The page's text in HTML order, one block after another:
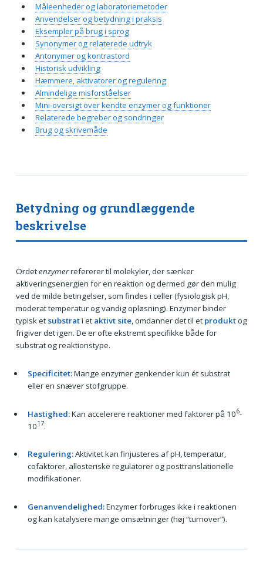
Betydning og grundlæggende
beskrivelse
Ordetenzymerrefererer til molekyler, der sænker
aktiveringsenergien for en reaktion og dermed gør den mulig
ved de milde betingelser, som findes i celler (fysiologisk pH,
moderat temperatur og vandig opløsning). Enzymer binder
typisk et substrati et aktivt site, omdanner det til et produktog
frigiver det igen. De er ofte ekstremt specifikke både for
substrat og reaktionstype.
Specificitet:Mange enzymer genkender kun ét substrat
eller en snæver stofgruppe.
Hastighed:Kan accelerere reaktioner med faktorer på 106-
1017.
Regulering:Aktivitet kan finjusteres af pH, temperatur,
cofaktorer, allosteriske regulatorer og posttranslationelle
modifikationer.
Genanvendelighed:Enzymer forbruges ikke i reaktionen
og kan katalysere mange omsætninger (høj “turnover”).
Måleenheder og laboratoriemetoder
Anvendelser og betydning i praksis
Eksempler på brug i sprog
Synonymer og relaterede udtryk
Antonymer og kontrastord
Historisk udvikling
Hæmmere, aktivatorer og regulering
Almindelige misforståelser
Mini-oversigt over kendte enzymer og funktioner
Relaterede begreber og sondringer
Brug og skrivemåde